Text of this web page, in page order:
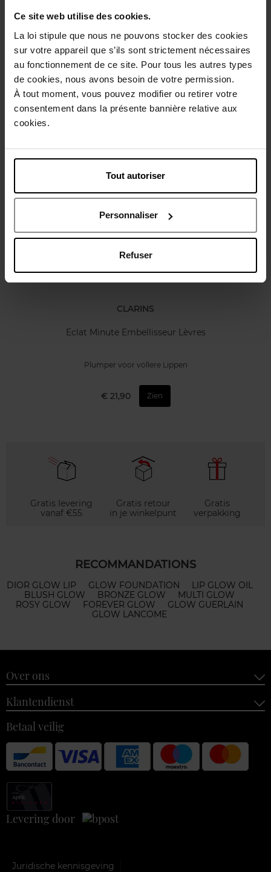
Ce site web utilise des cookies.
La loi stipule que nous ne pouvons stocker des cookies
sur votre appareil que s’ils sont strictement nécessaires
au fonctionnement de ce site. Pour tous les autres types
de cookies, nous avons besoin de votre permission.
À tout moment, vous pouvez modifier ou retirer votre
consentement dans la présente bannière relative aux
cookies.
Tout autoriser
Personnaliser
Refuser
Beschrijving
Karakteristieken
Review
Nog iets vergeten ?
Web Exclusief
CLARINS
Eclat Minute Embellisseur Lèvres
Plumper voor vollere Lippen
€ 21,90 Zien
Gratis levering
vanaf €55
Gratis retour
in je winkelpunt
Gratis
verpakking
RECOMMANDATIONS
DIOR GLOW LIP GLOW FOUNDATION
LIP GLOW OIL
BLUSH GLOW
BRONZE GLOW
MULTI GLOW
ROSY GLOW
FOREVER GLOW
GLOW GUERLAIN
GLOW LANCOME
Over ons
Klantendienst
Betaal veilig
Levering door
Juridische kennisgeving